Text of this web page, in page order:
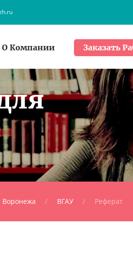
О Компании Заказать
Воронежа ВГАУ Реферат